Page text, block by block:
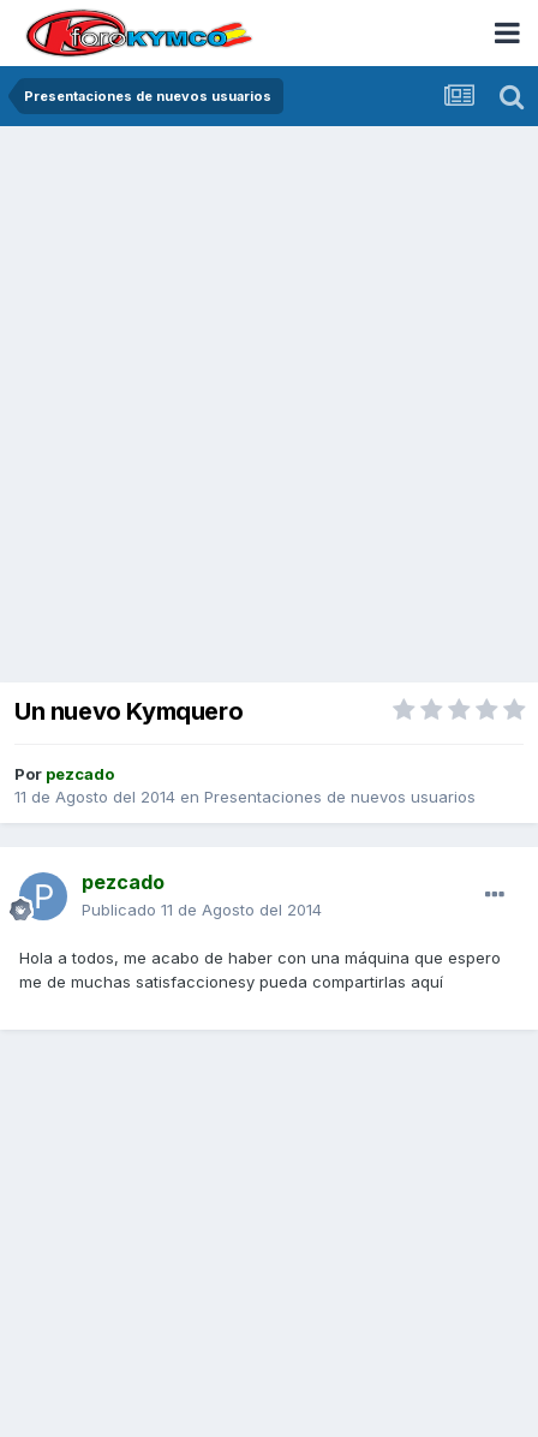
Presentaciones de nuevos usuarios
Un nuevo Kymquero
Por pezcado
11 de Agosto del 2014 en Presentaciones de nuevos usuarios
pezcado
Publicado 11 de Agosto del 2014
Hola a todos, me acabo de haber con una máquina que espero
me de muchas satisfaccionesy pueda compartirlas aquí